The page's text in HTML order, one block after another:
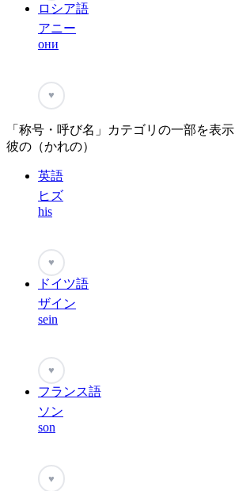
ロシア語
アニー
они
♥
「称号・呼び名」カテゴリの一部を表示
彼の（かれの）
英語
ヒズ
his
♥
ドイツ語
ザイン
sein
♥
フランス語
ソン
son
♥